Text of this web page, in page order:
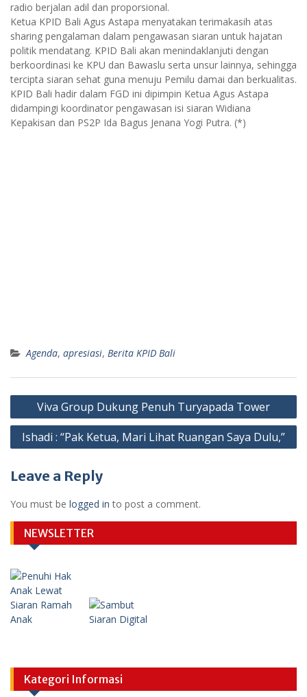
radio berjalan adil dan proporsional.
Ketua KPID Bali Agus Astapa menyatakan terimakasih atas
sharing pengalaman dalam pengawasan siaran untuk hajatan
politik mendatang. KPID Bali akan menindaklanjuti dengan
berkoordinasi ke KPU dan Bawaslu serta unsur lainnya, sehingga
tercipta siaran sehat guna menuju Pemilu damai dan berkualitas.
KPID Bali hadir dalam FGD ini dipimpin Ketua Agus Astapa
didampingi koordinator pengawasan isi siaran Widiana
Kepakisan dan PS2P Ida Bagus Jenana Yogi Putra. (*)
Agenda, apresiasi, Berita KPID Bali
Post
navigation
Viva Group Dukung Penuh Turyapada Tower
Ishadi : “Pak Ketua, Mari Lihat Ruangan Saya Dulu,”
Leave a Reply
You must be logged in to post a comment.
NEWSLETTER
Kategori Informasi